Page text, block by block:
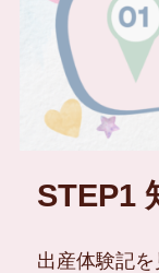
STEP1
出産体験記